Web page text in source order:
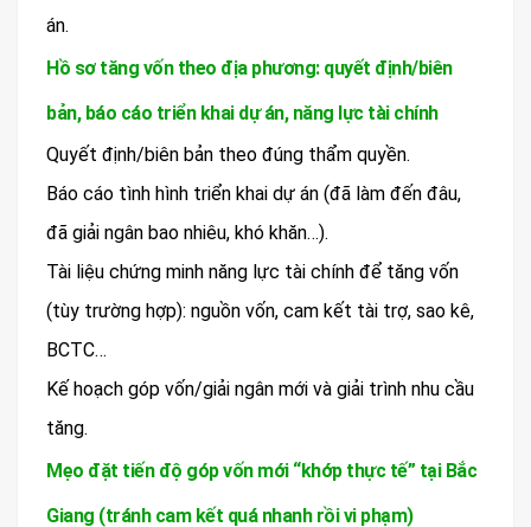
án.
Hồ sơ tăng vốn theo địa phương: quyết định/biên
bản, báo cáo triển khai dự án, năng lực tài chính
Quyết định/biên bản theo đúng thẩm quyền.
Báo cáo tình hình triển khai dự án (đã làm đến đâu,
đã giải ngân bao nhiêu, khó khăn…).
Tài liệu chứng minh năng lực tài chính để tăng vốn
(tùy trường hợp): nguồn vốn, cam kết tài trợ, sao kê,
BCTC…
Kế hoạch góp vốn/giải ngân mới và giải trình nhu cầu
tăng.
Mẹo đặt tiến độ góp vốn mới “khớp thực tế” tại Bắc
Giang (tránh cam kết quá nhanh rồi vi phạm)